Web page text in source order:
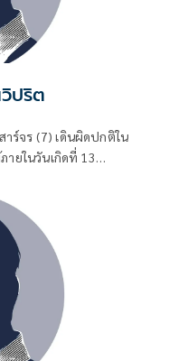
ปริต
าร์จร (7) เดินผิดปกติใน
ายในวันเกิดที่ 13
บตาปรากฏการณ์หนึ่ง